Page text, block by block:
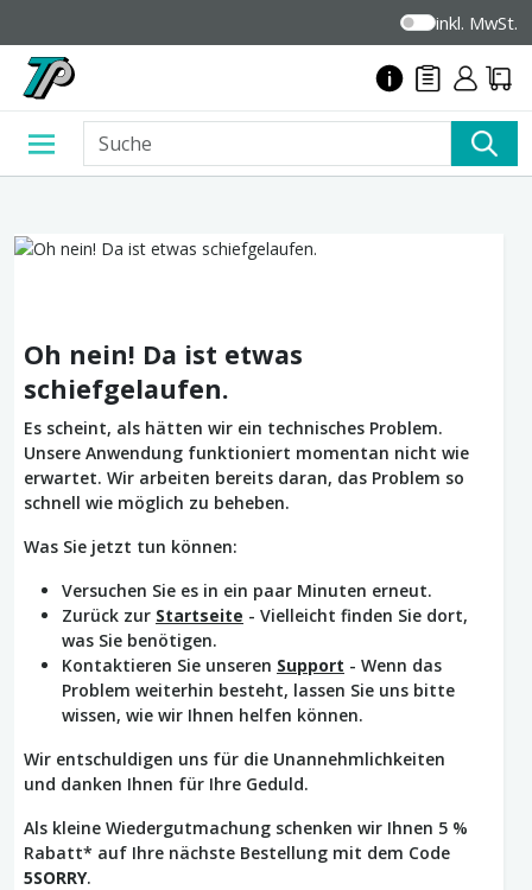
inkl. MwSt.
Oh nein! Da ist etwas
schiefgelaufen.
Es scheint, als hätten wir ein technisches Problem.
Unsere Anwendung funktioniert momentan nicht wie
erwartet. Wir arbeiten bereits daran, das Problem so
schnell wie möglich zu beheben.
Was Sie jetzt tun können:
Versuchen Sie es in ein paar Minuten erneut.
Zurück zur Startseite - Vielleicht finden Sie dort,
was Sie benötigen.
Kontaktieren Sie unseren Support - Wenn das
Problem weiterhin besteht, lassen Sie uns bitte
wissen, wie wir Ihnen helfen können.
Wir entschuldigen uns für die Unannehmlichkeiten
und danken Ihnen für Ihre Geduld.
Als kleine Wiedergutmachung schenken wir Ihnen 5 %
Rabatt* auf Ihre nächste Bestellung mit dem Code
5SORRY.